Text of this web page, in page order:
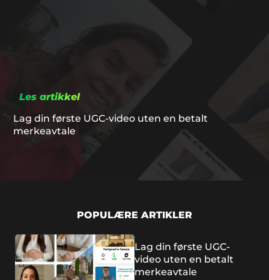
Les artikkel
Lag din første UGC-video uten en betalt
merkeavtale
POPULÆRE ARTIKLER
Lag din første UGC-
video uten en betalt
merkeavtale